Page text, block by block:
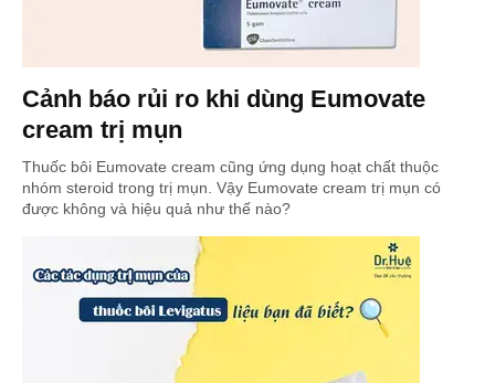
Cảnh báo rủi ro khi dùng Eumovate
cream trị mụn
Thuốc bôi Eumovate cream cũng ứng dụng hoạt chất thuộc
nhóm steroid trong trị mụn. Vậy Eumovate cream trị mụn có
được không và hiệu quả như thế nào?